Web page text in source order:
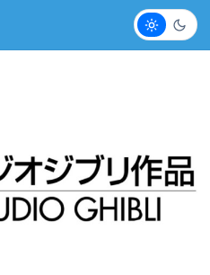
Claro